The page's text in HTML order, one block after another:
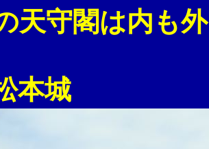
天守閣は内も
城